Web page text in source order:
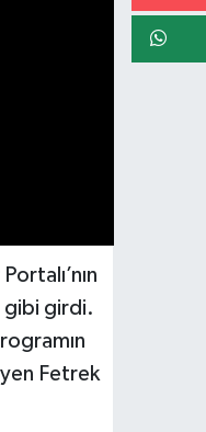
gibi girdi.
Fetrek